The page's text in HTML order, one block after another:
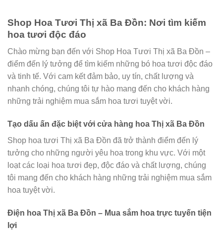
Shop Hoa Tươi Thị xã Ba Đồn: Nơi tìm kiếm
hoa tươi độc đáo
Chào mừng bạn đến với Shop Hoa Tươi Thị xã Ba Đồn –
điểm đến lý tưởng để tìm kiếm những bó hoa tươi độc đáo
và tinh tế. Với cam kết đảm bảo, uy tín, chất lượng và
nhanh chóng, chúng tôi tự hào mang đến cho khách hàng
những trải nghiệm mua sắm hoa tươi tuyệt vời.
Tạo dấu ấn đặc biệt với cửa hàng hoa Thị xã Ba Đồn
Shop hoa tươi Thị xã Ba Đồn đã trở thành điểm đến lý
tưởng cho những người yêu hoa trong khu vực. Với một
loạt các loại hoa tươi đẹp, độc đáo và chất lượng, chúng
tôi mang đến cho khách hàng những trải nghiệm mua sắm
hoa tuyệt vời.
Điện hoa Thị xã Ba Đồn – Mua sắm hoa trực tuyến tiện
lợi